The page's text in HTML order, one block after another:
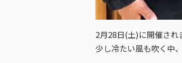
2月28日(土)に開催され
少し冷たい風も吹く中